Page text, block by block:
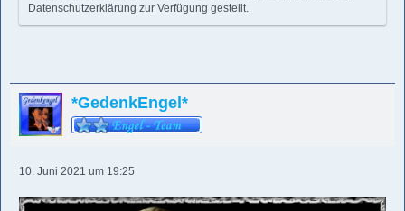
Datenschutzerklärung zur Verfügung gestellt.
*GedenkEngel*
10. Juni 2021 um 19:25